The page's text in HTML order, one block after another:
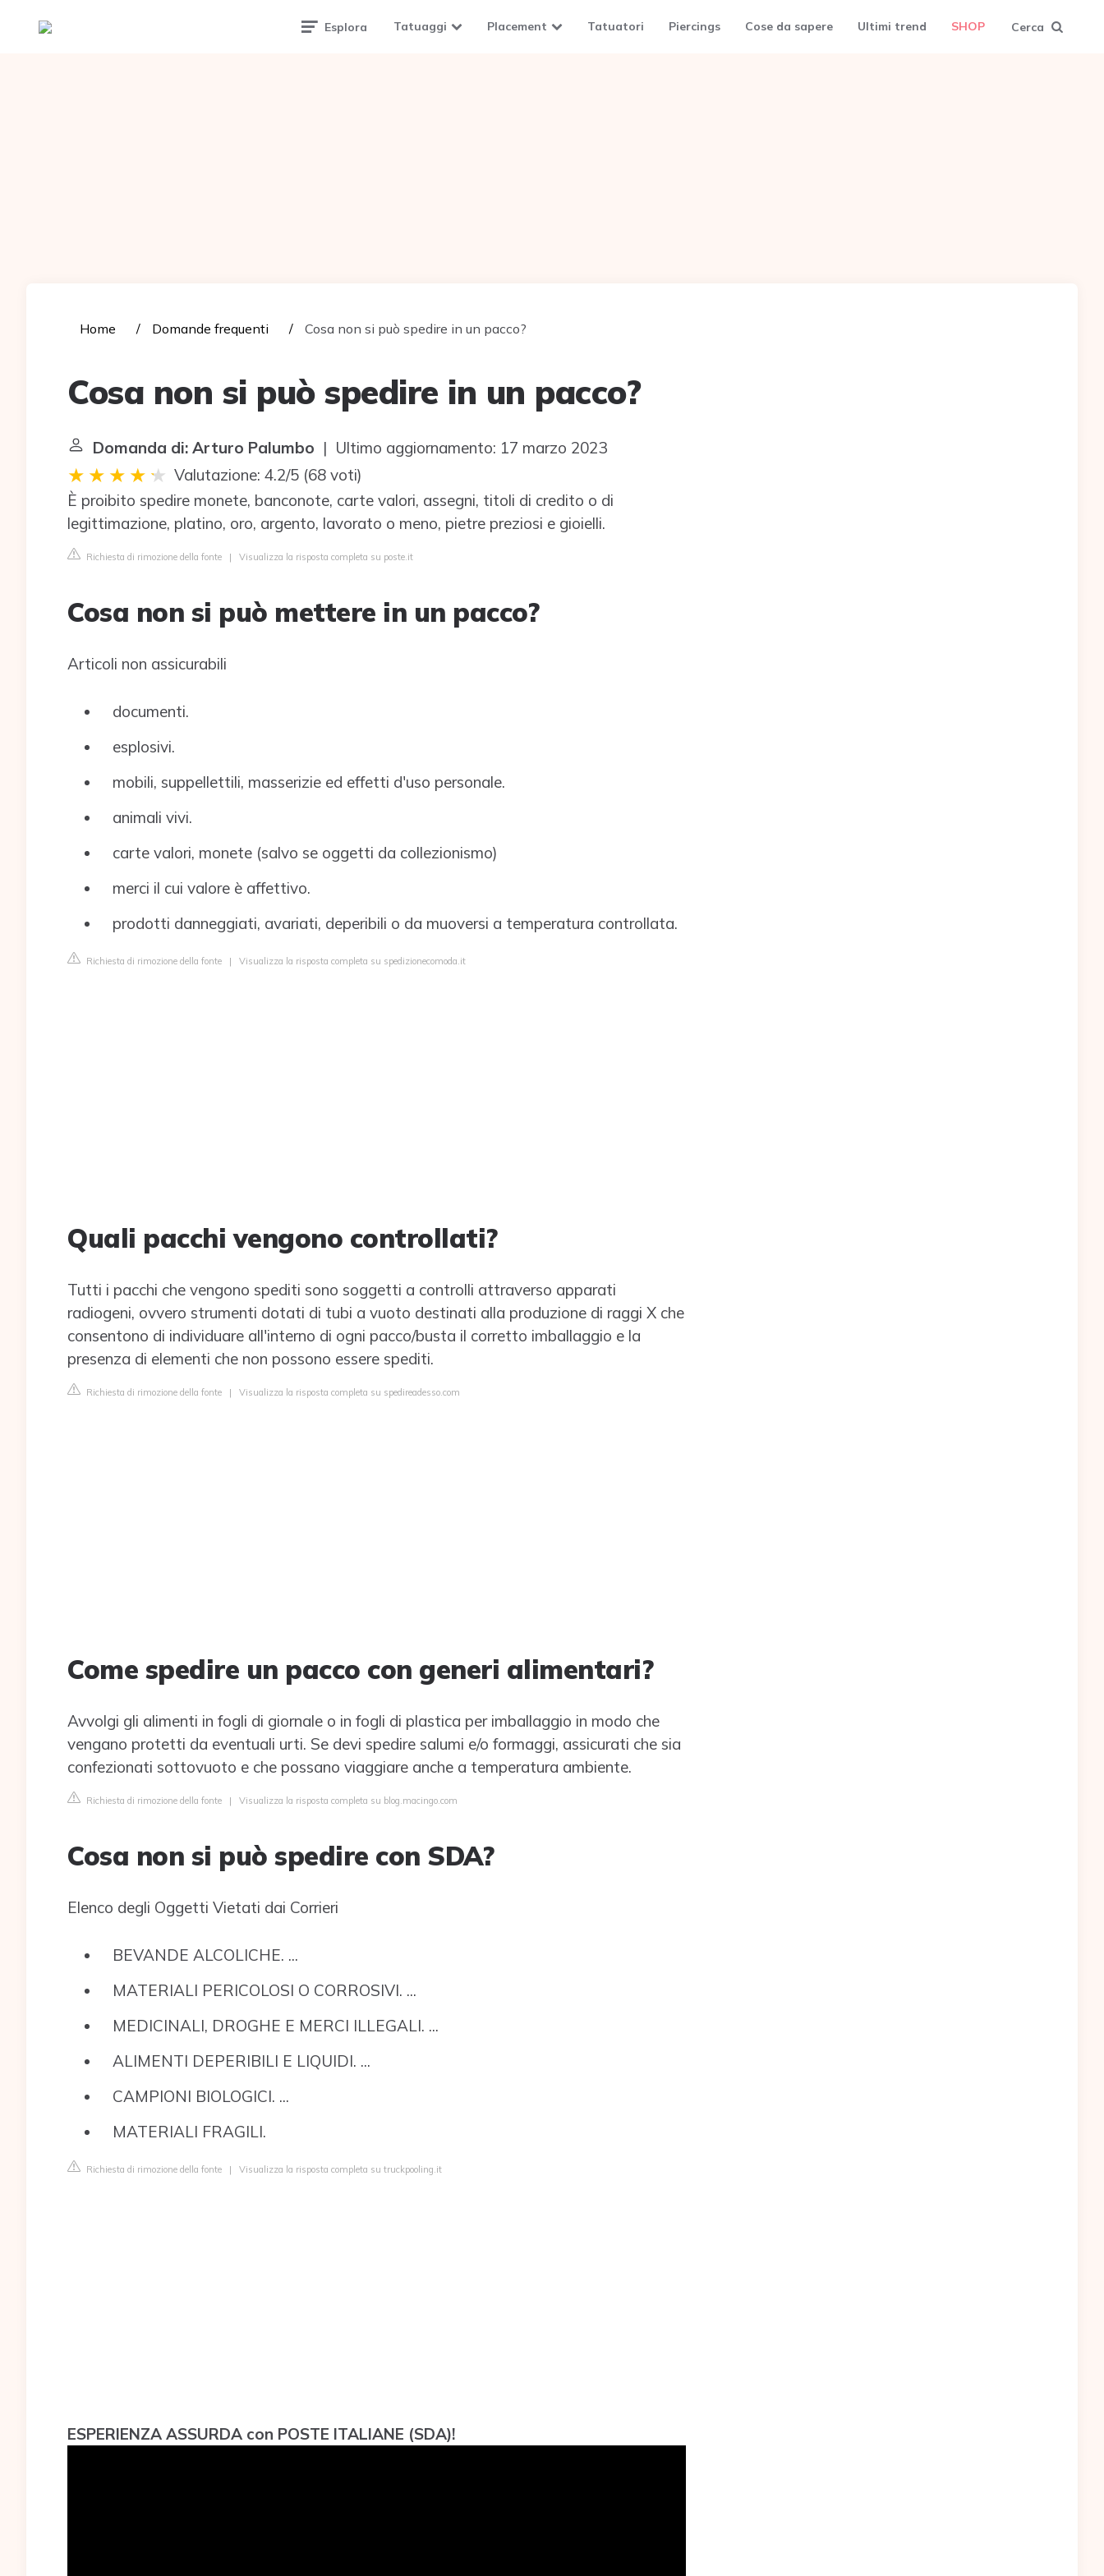
Tattoomuse.it Esplora Tatuaggi Placement Tatuatori Piercings Cose da sapere Ultimi trend SHOP Cerca
Home Domande frequenti Cosa non si può spedire in un pacco?
Cosa non si può spedire in un pacco?
Domanda di: Arturo Palumbo | Ultimo aggiornamento: 17 marzo 2023
Valutazione: 4.2/5 (68 voti)
È proibito spedire monete, banconote, carte valori, assegni, titoli di credito o di
legittimazione, platino, oro, argento, lavorato o meno, pietre preziosi e gioielli.
Richiesta di rimozione della fonte | Visualizza la risposta completa su poste.it
Cosa non si può mettere in un pacco?
Articoli non assicurabili
documenti.
esplosivi.
mobili, suppellettili, masserizie ed effetti d'uso personale.
animali vivi.
carte valori, monete (salvo se oggetti da collezionismo)
merci il cui valore è affettivo.
prodotti danneggiati, avariati, deperibili o da muoversi a temperatura controllata.
Richiesta di rimozione della fonte | Visualizza la risposta completa su spedizionecomoda.it
Quali pacchi vengono controllati?
Tutti i pacchi che vengono spediti sono soggetti a controlli attraverso apparati
radiogeni, ovvero strumenti dotati di tubi a vuoto destinati alla produzione di raggi X che
consentono di individuare all'interno di ogni pacco/busta il corretto imballaggio e la
presenza di elementi che non possono essere spediti.
Richiesta di rimozione della fonte | Visualizza la risposta completa su spedireadesso.com
Come spedire un pacco con generi alimentari?
Avvolgi gli alimenti in fogli di giornale o in fogli di plastica per imballaggio in modo che
vengano protetti da eventuali urti. Se devi spedire salumi e/o formaggi, assicurati che sia
confezionati sottovuoto e che possano viaggiare anche a temperatura ambiente.
Richiesta di rimozione della fonte | Visualizza la risposta completa su blog.macingo.com
Cosa non si può spedire con SDA?
Elenco degli Oggetti Vietati dai Corrieri
BEVANDE ALCOLICHE. ...
MATERIALI PERICOLOSI O CORROSIVI. ...
MEDICINALI, DROGHE E MERCI ILLEGALI. ...
ALIMENTI DEPERIBILI E LIQUIDI. ...
CAMPIONI BIOLOGICI. ...
MATERIALI FRAGILI.
Richiesta di rimozione della fonte | Visualizza la risposta completa su truckpooling.it
ESPERIENZA ASSURDA con POSTE ITALIANE (SDA)!